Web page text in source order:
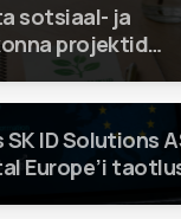
sotsiaal- ja
projektid
nii, et
jääks vaid
ID Solutions
Europe’i